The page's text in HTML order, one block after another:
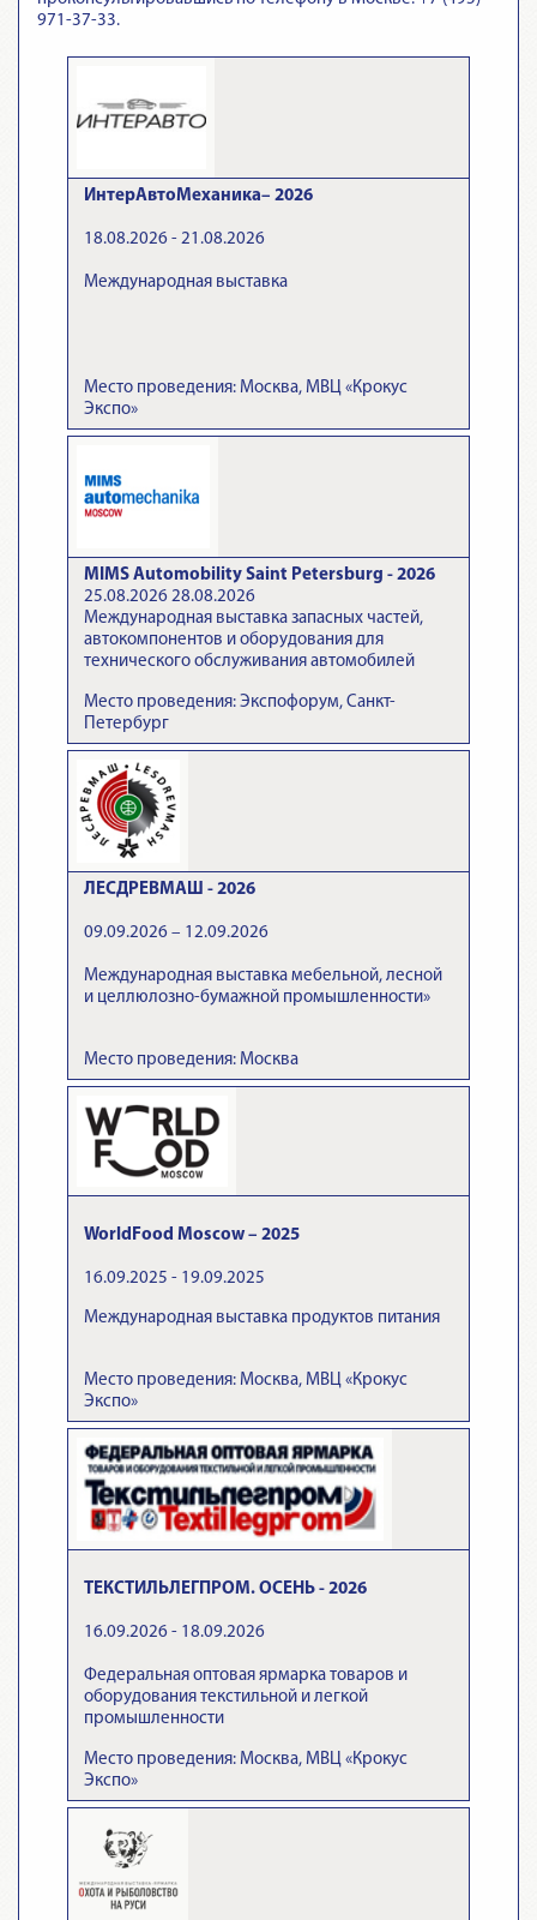
971-37-33.
ИнтерАвтоМеханика– 2026
18.08.2026 - 21.08.2026
Международная выставка
Место проведения: Москва, МВЦ «Крокус
Экспо»
MIMS Automobility Saint Petersburg - 2026
25.08.2026 28.08.2026
Международная выставка запасных частей,
автокомпонентов и оборудования для
технического обслуживания автомобилей
Место проведения: Экспофорум, Санкт-
Петербург
ЛЕСДРЕВМАШ - 2026
09.09.2026 – 12.09.2026
Международная выставка мебельной, лесной
и целлюлозно-бумажной промышленности»
Место проведения: Москва
WorldFood Moscow – 2025
16.09.2025 - 19.09.2025
Международная выставка продуктов питания
Место проведения: Москва, МВЦ «Крокус
Экспо»
ТЕКСТИЛЬЛЕГПРОМ. ОСЕНЬ - 2026
16.09.2026 - 18.09.2026
Федеральная оптовая ярмарка товаров и
оборудования текстильной и легкой
промышленности
Место проведения: Москва, МВЦ «Крокус
Экспо»